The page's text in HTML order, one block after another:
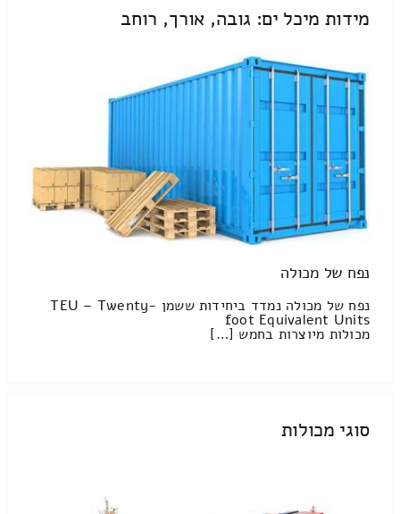
מידות מיכל ים: גובה, אורך, רוחב
נפח של מכולה
נפח של מכולה נמדד ביחידות ששמן TEU – Twenty-
foot Equivalent Units
מכולות מיוצרות בחמש […]
סוגי מכולות